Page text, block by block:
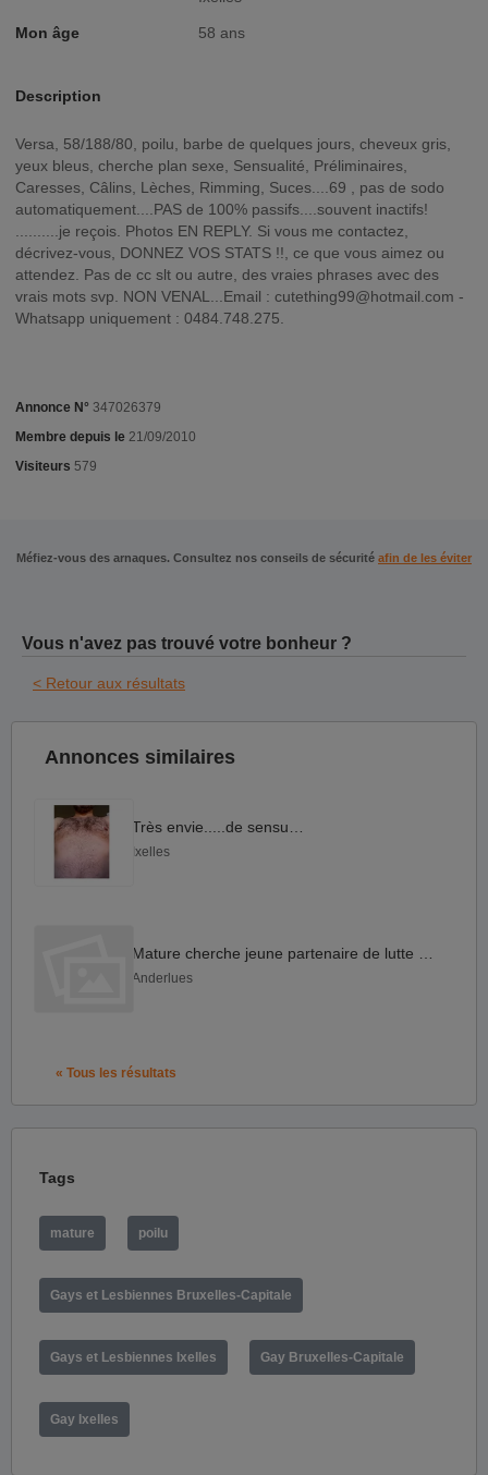
Mon âge 58 ans
Description
Versa, 58/188/80, poilu, barbe de quelques jours, cheveux gris,
yeux bleus, cherche plan sexe, Sensualité, Préliminaires,
Caresses, Câlins, Lèches, Rimming, Suces....69 , pas de sodo
automatiquement....PAS de 100% passifs....souvent inactifs!
..........je reçois. Photos EN REPLY. Si vous me contactez,
décrivez-vous, DONNEZ VOS STATS !!, ce que vous aimez ou
attendez. Pas de cc slt ou autre, des vraies phrases avec des
vrais mots svp. NON VENAL...Email : cutething99@hotmail.com -
Whatsapp uniquement : 0484.748.275.
Annonce N° 347026379
Membre depuis le 21/09/2010
Visiteurs 579
Méfiez-vous des arnaques. Consultez nos conseils de sécurité afin de les éviter
Vous n'avez pas trouvé votre bonheur ?
< Retour aux résultats
Annonces similaires
Ixelles
Anderlues
« Tous les résultats
Tags
mature poilu
Gays et Lesbiennes Bruxelles-Capitale
Gays et Lesbiennes Ixelles Gay Bruxelles-Capitale
Gay Ixelles